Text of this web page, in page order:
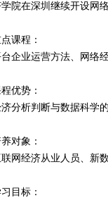
院在深圳继续开设网
课程：
企业运营方法、网络
优势：
分析判断与数据科学
对象：
网经济从业人员、新
目标：